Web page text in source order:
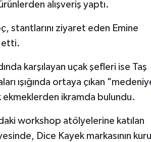
alışveriş yaptı.
stantlarını ziyaret eden Emine
etti.
karşılayan uçak şefleri ise Taş
ışığında ortaya çıkan
ekmeklerden ikramda bulundu.
workshop atölyelerine katılan
Dice Kayek markasının